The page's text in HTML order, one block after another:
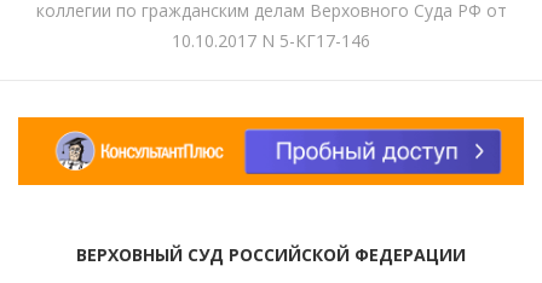
коллегии по гражданским делам Верховного Суда РФ от
10.10.2017 N 5-КГ17-146
ВЕРХОВНЫЙ СУД РОССИЙСКОЙ ФЕДЕРАЦИИ